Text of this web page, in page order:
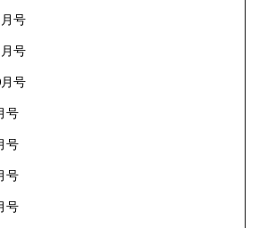
号
号
号
号
号
号
号